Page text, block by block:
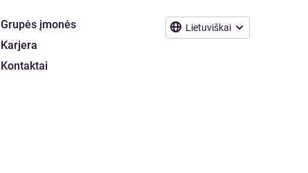
Lietuviškai
Grupės įmonės
Karjera
Kontaktai